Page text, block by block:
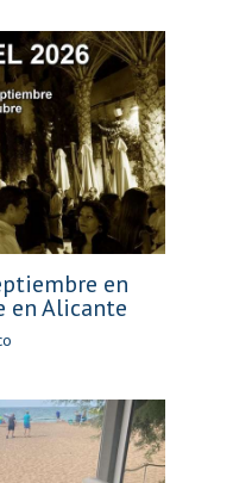
en
en Alicante